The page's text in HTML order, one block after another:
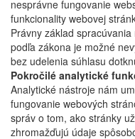
nesprávne fungovanie
funkcionality webovej
Právny základ
podľa zákona je možné
bez udelenia súhlasu
Pokročilé analytické
Analytické nástroje nám
fungovanie webových
správ o tom, ako stránky
zhromažďujú údaje